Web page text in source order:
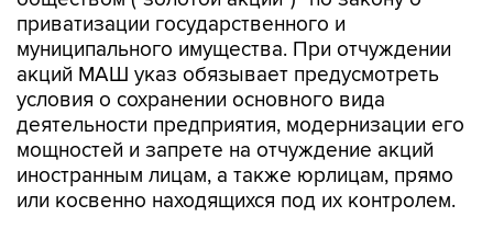
акций МАШ указ обязывает предусмотреть
условия о сохранении основного вида
деятельности предприятия, модернизации его
мощностей и запрете на отчуждение акций
иностранным лицам, а также юрлицам, прямо
или косвенно находящихся под их контролем.
Указ вступает в силу со дня подписания.